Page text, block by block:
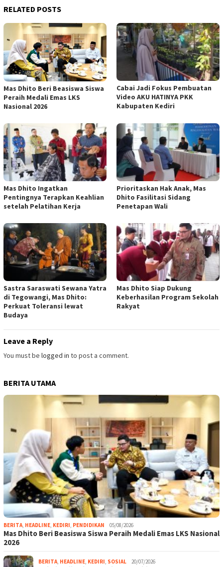
RELATED POSTS
Mas Dhito Beri Beasiswa Siswa
Peraih Medali Emas LKS
Nasional 2026
Cabai Jadi Fokus Pembuatan
Video AKU HATINYA PKK
Kabupaten Kediri
Mas Dhito Ingatkan
Pentingnya Terapkan Keahlian
setelah Pelatihan Kerja
Prioritaskan Hak Anak, Mas
Dhito Fasilitasi Sidang
Penetapan Wali
Sastra Saraswati Sewana Yatra
di Tegowangi, Mas Dhito:
Perkuat Toleransi lewat
Budaya
Mas Dhito Siap Dukung
Keberhasilan Program Sekolah
Rakyat
Leave a Reply
You must be logged in to post a comment.
BERITA UTAMA
BERITA, HEADLINE, KEDIRI, PENDIDIKAN 05/08/2026
Mas Dhito Beri Beasiswa Siswa Peraih Medali Emas LKS Nasional
2026
BERITA, HEADLINE, KEDIRI, SOSIAL 20/07/2026